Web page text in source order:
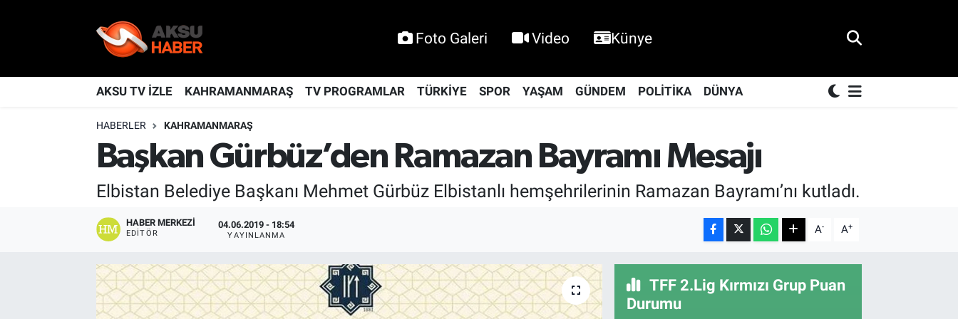
Foto Galeri Video Künye
AKSU TV İZLE KAHRAMANMARAŞ TV PROGRAMLAR TÜRKİYE SPOR YAŞAM GÜNDEM POLİTİKA DÜNYA
HABERLER KAHRAMANMARAŞ
Başkan Gürbüz’den Ramazan Bayramı Mesajı
Elbistan Belediye Başkanı Mehmet Gürbüz Elbistanlı hemşehrilerinin Ramazan Bayramı’nı kutladı.
HABER MERKEZI
EDITÖR
04.06.2019 - 18:54
YAYINLANMA A- A+
TFF 2.Lig Kırmızı Grup Puan
Durumu
KAHRAMANMARAŞ
Nöbetçi Eczaneler
Hava Durumu
Kahramanmaraş Namaz Vakitleri
Trafik Durumu
TFF 2.Lig Kırmızı Grup Puan Durumu ve Fikstür
Tüm Manşetler
Son Dakika Haberleri
Haber Arşivi